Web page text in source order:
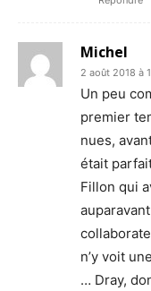
Michel
2 août 2018 à
Un peu
premier
nues,
était
Fillon qui
n’y voit
… Dray,